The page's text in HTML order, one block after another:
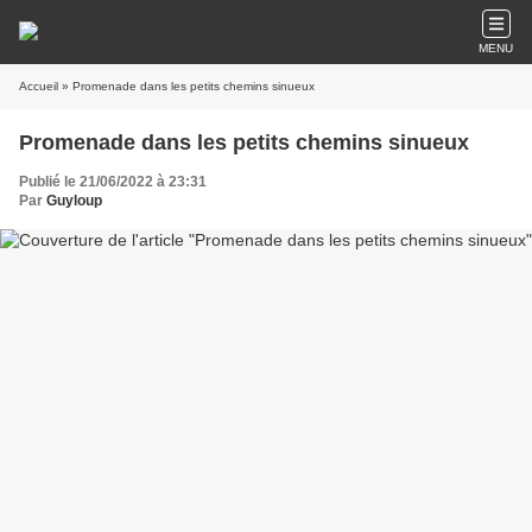
MENU
Accueil » Promenade dans les petits chemins sinueux
Promenade dans les petits chemins sinueux
Publié le 21/06/2022 à 23:31
Par Guyloup